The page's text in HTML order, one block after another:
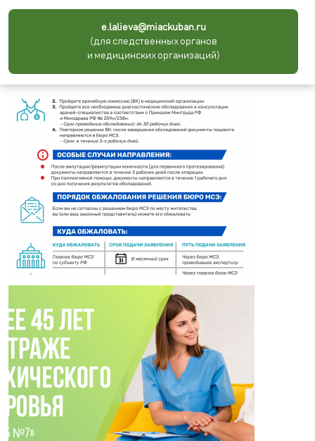
e.lalieva@miackuban.ru
(для следственных органов
и медицинских организаций)